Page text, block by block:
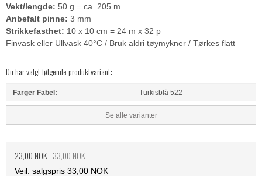
Vekt/lengde: 50 g = ca. 205 m
Anbefalt pinne: 3 mm
Strikkefasthet: 10 x 10 cm = 24 m x 32 p
Finvask eller Ullvask 40°C / Bruk aldri tøymykner / Tørkes flatt
Du har valgt følgende produktvariant:
Farger Fabel: Turkisblå 522
Se alle varianter
23,00 NOK-33,00 NOK
Veil. salgspris 33,00 NOK